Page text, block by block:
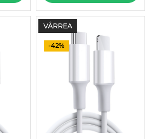
VÅRREA
-42%